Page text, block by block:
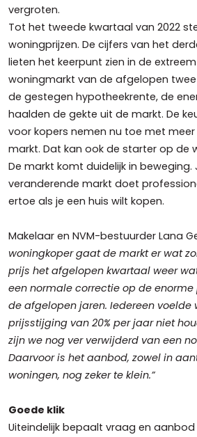
vergroten.
Tot het tweede kwartaal van 2022
woningprijzen. De cijfers van het
lieten het keerpunt zien in de
woningmarkt van de afgelopen twee
de gestegen hypotheekrente, de
haalden de gekte uit de markt. De
voor kopers nemen nu toe met
markt. Dat kan ook de starter op de
De markt komt duidelijk in beweging.
veranderende markt doet
ertoe als je een huis wilt kopen.
Makelaar en NVM-bestuurder Lana
woningkoper gaat de markt er wat
prijs het afgelopen kwartaal weer
een normale correctie op de
de afgelopen jaren. Iedereen voelde
prijsstijging van 20% per jaar niet
zijn we nog ver verwijderd van een
Daarvoor is het aanbod, zowel in
woningen, nog zeker te klein.”
Goede klik
Uiteindelijk bepaalt vraag en aanbod